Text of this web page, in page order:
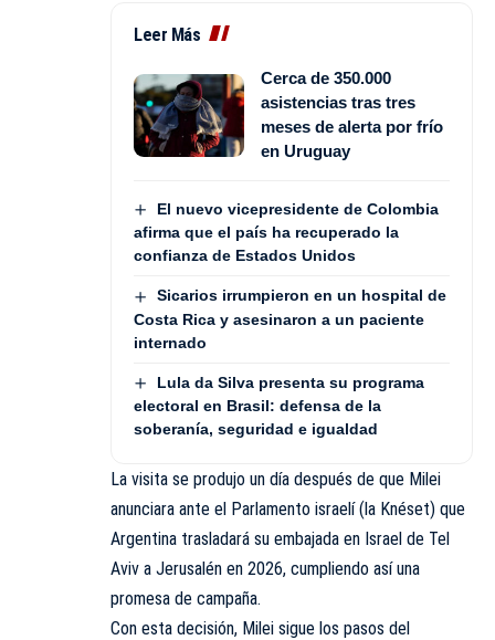
Leer Más
Cerca de 350.000
asistencias tras tres
meses de alerta por frío
en Uruguay
El nuevo vicepresidente de Colombia
afirma que el país ha recuperado la
confianza de Estados Unidos
Sicarios irrumpieron en un hospital de
Costa Rica y asesinaron a un paciente
internado
Lula da Silva presenta su programa
electoral en Brasil: defensa de la
soberanía, seguridad e igualdad
La visita se produjo un día después de que Milei
anunciara ante el Parlamento israelí (la Knéset) que
Argentina trasladará su embajada en Israel de Tel
Aviv a Jerusalén en 2026, cumpliendo así una
promesa de campaña.
Con esta decisión, Milei sigue los pasos del